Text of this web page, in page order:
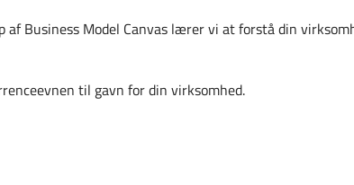
Business Model Canvas lærer vi at forstå din
til gavn for din virksomhed.